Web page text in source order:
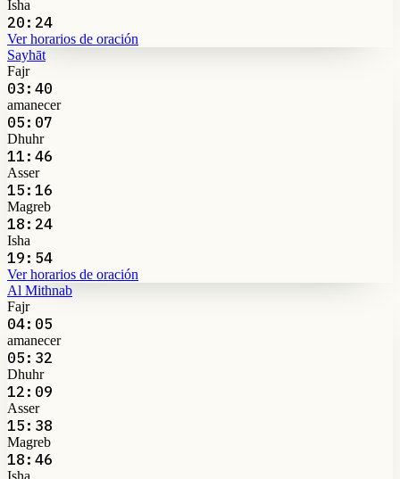
Isha
20:24
Ver horarios de oración
Sayhāt
Fajr
03:40
amanecer
05:07
Dhuhr
11:46
Asser
15:16
Magreb
18:24
Isha
19:54
Ver horarios de oración
Al Mithnab
Fajr
04:05
amanecer
05:32
Dhuhr
12:09
Asser
15:38
Magreb
18:46
Isha